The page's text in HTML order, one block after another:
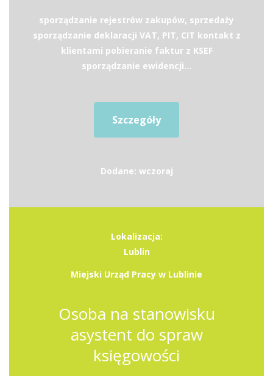
sporządzanie rejestrów zakupów, sprzedaży
sporządzanie deklaracji VAT, PIT, CIT kontakt z
klientami pobieranie faktur z KSEF
sporządzanie ewidencji...
Szczegóły
Dodane: wczoraj
Lokalizacja:
Lublin
Miejski Urząd Pracy w Lublinie
Osoba na stanowisku
asystent do spraw
księgowości